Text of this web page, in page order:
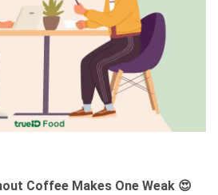
Coffee Makes One Weak 😍